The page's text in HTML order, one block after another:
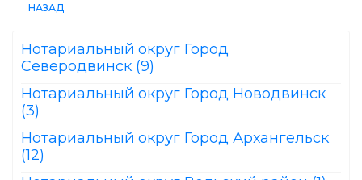
НАЗАД
Нотариальный округ Город
Северодвинск (9)
Нотариальный округ Город Новодвинск
(3)
Нотариальный округ Город Архангельск
(12)